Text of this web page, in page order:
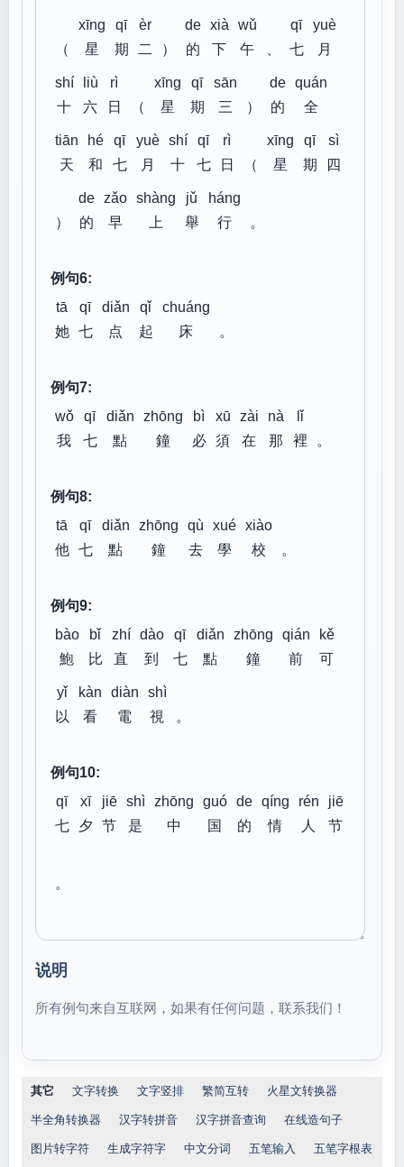
（
xīng
星
qī
期
èr
二
）
de
的
xià
下
wǔ
午
qī
七
yuè
月
shí
十
liù
六
rì
日
（
xīng
星
qī
期
sān
三
）
de
的
quán
全
tiān
天
hé
和
qī
七
yuè
月
shí
十
qī
七
rì
日
（
xīng
星
qī
期
sì
四
）
de
的
zǎo
早
shàng
上
jǔ
舉
háng
行
。
例句6:
tā
她
qī
七
diǎn
点
qǐ
起
chuáng
床
。
例句7:
wǒ
我
qī
七
diǎn
點
zhōng
鐘
bì
必
xū
須
zài
在
nà
那
lǐ
裡
。
例句8:
tā
他
qī
七
diǎn
點
zhōng
鐘
qù
去
xué
學
xiào
校
。
例句9:
bào
鮑
bǐ
比
zhí
直
dào
到
qī
七
diǎn
點
zhōng
鐘
qián
前
kě
可
yǐ
以
kàn
看
diàn
電
shì
視
。
例句10:
qī
七
xī
夕
jiē
节
shì
是
zhōng
中
guó
国
de
的
qíng
情
rén
人
jiē
节
。
说明
所有例句来自互联网，如果有任何问题，联系我们！
其它 文字转换 文字竖排 繁简互转 火星文转换器
半全角转换器 汉字转拼音 汉字拼音查询 在线造句子
图片转字符 生成字符字 中文分词 五笔输入 五笔字根表